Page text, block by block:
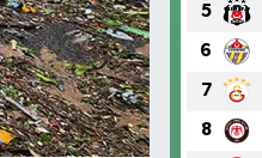
5
6
7
8